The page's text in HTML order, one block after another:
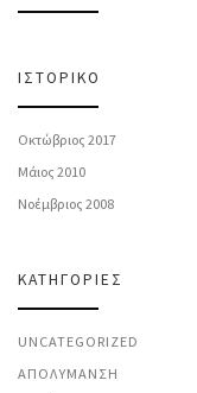
ΙΣΤΟΡΙΚΌ
Οκτώβριος 2017
Μάιος 2010
Νοέμβριος 2008
KΑΤΗΓΟΡΊΕΣ
UNCATEGORIZED
ΑΠΟΛΎΜΑΝΣΗ